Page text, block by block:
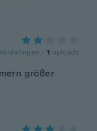
· 1 uploads
größer